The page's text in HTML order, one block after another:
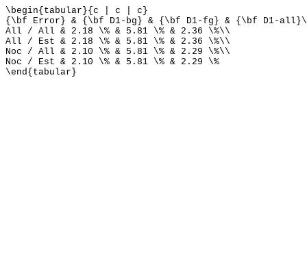
\begin{tabular}{c | c | c}
{\bf Error} & {\bf D1-bg} & {\bf D1-fg} & {\bf D1-
All / All & 2.18 \% & 5.81 \% & 2.36 \%\\
All / Est & 2.18 \% & 5.81 \% & 2.36 \%\\
Noc / All & 2.10 \% & 5.81 \% & 2.29 \%\\
Noc / Est & 2.10 \% & 5.81 \% & 2.29 \%
\end{tabular}